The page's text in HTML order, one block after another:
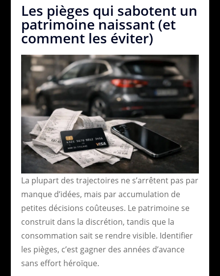
Les pièges qui sabotent un
patrimoine naissant (et
comment les éviter)
La plupart des trajectoires ne s’arrêtent pas par
manque d’idées, mais par accumulation de
petites décisions coûteuses. Le patrimoine se
construit dans la discrétion, tandis que la
consommation sait se rendre visible. Identifier
les pièges, c’est gagner des années d’avance
sans effort héroïque.